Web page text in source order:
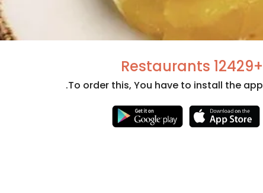
+12429 Restaurants
To order this, You have to install the app.